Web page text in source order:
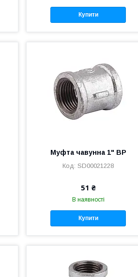
Купити
Муфта чавунна 1" ВР
SD00021228
51 ₴
В наявності
Купити